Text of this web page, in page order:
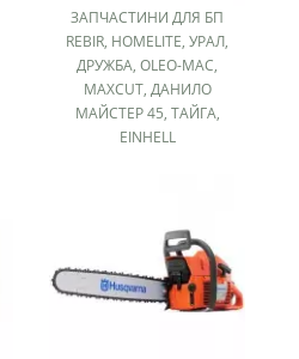
ЗАПЧАСТИНИ ДЛЯ БП
REBIR, HOMELITE, УРАЛ,
ДРУЖБА, OLEO-MAC,
MAXCUT, ДАНИЛО
МАЙСТЕР 45, ТАЙГА,
EINHELL